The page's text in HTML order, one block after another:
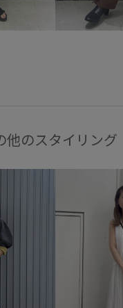
他のスタイリング